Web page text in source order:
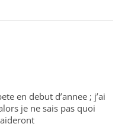
en debut d’annee ; j’ai
je ne sais pas quoi